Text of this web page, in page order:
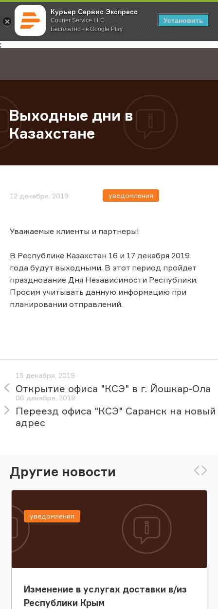
Курьер Сервис Экспресс
Courier Service LLC
Бесплатно - в Google Play
Установить
;
Главная О компании Новости Выходные дни в Казахстане
Выходные дни в
Казахстане
12 декабря, 2019 уведомления
Уважаемые клиенты и партнеры!
В Республике Казахстан 16 и 17 декабря 2019
года будут выходными. В этот период пройдет
празднование Дня Независимости Республики.
Просим учитывать данную информацию при
планировании отправлений.
15 декабря, 2019
Открытие офиса "КСЭ" в г. Йошкар-Ола
06 декабря, 2019
Переезд офиса "КСЭ" Саранск на новый
адрес
Другие новости
Изменение в услугах доставки в/из
Республики Крым
уведомления